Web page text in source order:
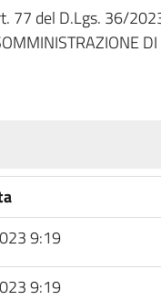
77 del D.Lgs. 36/
DI
9:19
9:19